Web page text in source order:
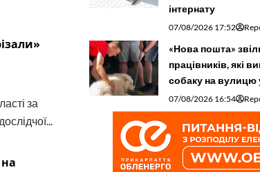
за
інтернату
07/08/2026 17:52
«Нова пошта»
працівників, які
собаку на вулицю
07/08/2026 16:54